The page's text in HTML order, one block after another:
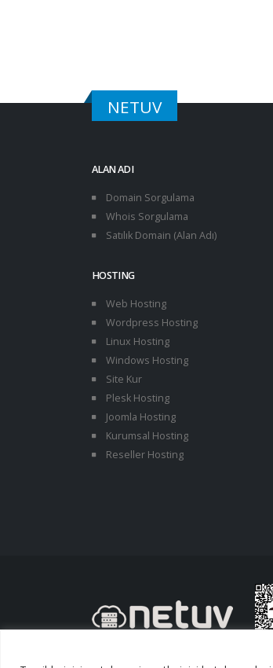
NETUV
ALAN ADI
Domain Sorgulama
Whois Sorgulama
Satılık Domain (Alan Adı)
HOSTING
Web Hosting
Wordpress Hosting
Linux Hosting
Windows Hosting
Site Kur
Plesk Hosting
Joomla Hosting
Kurumsal Hosting
Reseller Hosting